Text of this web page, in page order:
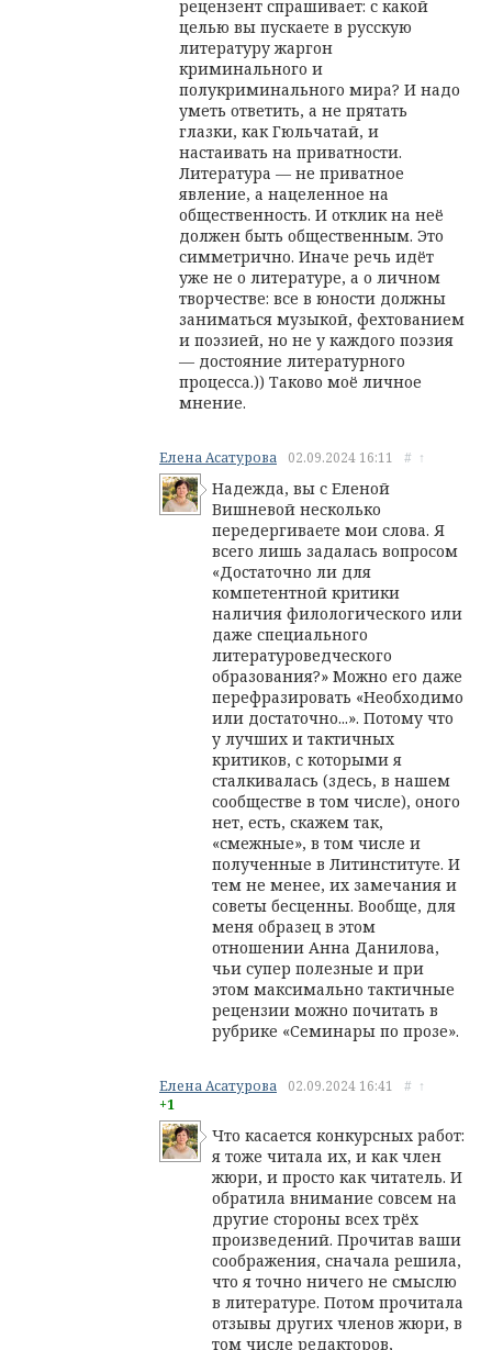
рецензент спрашивает: с какой
целью вы пускаете в русскую
литературу жаргон
криминального и
полукриминального мира? И надо
уметь ответить, а не прятать
глазки, как Гюльчатай, и
настаивать на приватности.
Литература — не приватное
явление, а нацеленное на
общественность. И отклик на неё
должен быть общественным. Это
симметрично. Иначе речь идёт
уже не о литературе, а о личном
творчестве: все в юности должны
заниматься музыкой, фехтованием
и поэзией, но не у каждого поэзия
— достояние литературного
процесса.)) Таково моё личное
мнение.
Елена Асатурова 02.09.2024 16:11 # ↑
Надежда, вы с Еленой
Вишневой несколько
передергиваете мои слова. Я
всего лишь задалась вопросом
«Достаточно ли для
компетентной критики
наличия филологического или
даже специального
литературоведческого
образования?» Можно его даже
перефразировать «Необходимо
или достаточно...». Потому что
у лучших и тактичных
критиков, с которыми я
сталкивалась (здесь, в нашем
сообществе в том числе), оного
нет, есть, скажем так,
«смежные», в том числе и
полученные в Литинституте. И
тем не менее, их замечания и
советы бесценны. Вообще, для
меня образец в этом
отношении Анна Данилова,
чьи супер полезные и при
этом максимально тактичные
рецензии можно почитать в
рубрике «Семинары по прозе».
Елена Асатурова 02.09.2024 16:41 # ↑
+1
Что касается конкурсных работ:
я тоже читала их, и как член
жюри, и просто как читатель. И
обратила внимание совсем на
другие стороны всех трёх
произведений. Прочитав ваши
соображения, сначала решила,
что я точно ничего не смыслю
в литературе. Потом прочитала
отзывы других членов жюри, в
том числе редакторов,